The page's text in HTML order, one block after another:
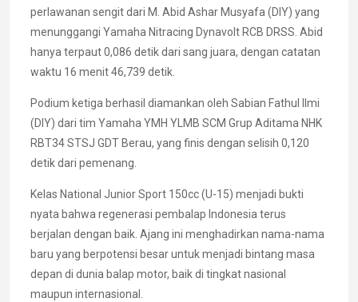
perlawanan sengit dari M. Abid Ashar Musyafa (DIY) yang
menunggangi Yamaha Nitracing Dynavolt RCB DRSS. Abid
hanya terpaut 0,086 detik dari sang juara, dengan catatan
waktu 16 menit 46,739 detik.
Podium ketiga berhasil diamankan oleh Sabian Fathul Ilmi
(DIY) dari tim Yamaha YMH YLMB SCM Grup Aditama NHK
RBT34 STSJ GDT Berau, yang finis dengan selisih 0,120
detik dari pemenang.
Kelas National Junior Sport 150cc (U-15) menjadi bukti
nyata bahwa regenerasi pembalap Indonesia terus
berjalan dengan baik. Ajang ini menghadirkan nama-nama
baru yang berpotensi besar untuk menjadi bintang masa
depan di dunia balap motor, baik di tingkat nasional
maupun internasional.